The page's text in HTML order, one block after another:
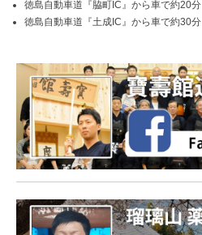
徳島自動車道『脇町IC』から車で約20分
徳島自動車道『土成IC』から車で約30分